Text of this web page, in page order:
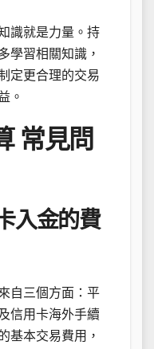
識就是力量。持
學習相關知識，
定更合理的交易
。
常見問
入金的費
自三個方面：平
信用卡海外手續
基本交易費用，